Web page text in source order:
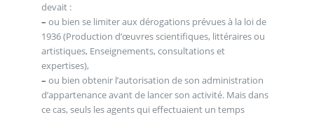
devait :
– ou bien se limiter aux dérogations prévues à la loi de
1936 (Production d’œuvres scientifiques, littéraires ou
artistiques, Enseignements, consultations et
expertises),
– ou bien obtenir l’autorisation de son administration
d’appartenance avant de lancer son activité. Mais dans
ce cas, seuls les agents qui effectuaient un temps